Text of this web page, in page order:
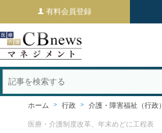
有料会員登録
ホーム 行政 介護・障害福祉（行政）
医療・介護制度改革、年末めどに工程表